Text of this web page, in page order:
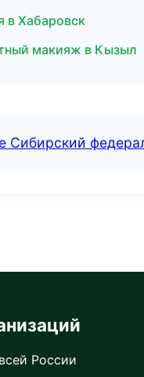
в Хабаровск
макияж в Кызыл
Сибирский
России